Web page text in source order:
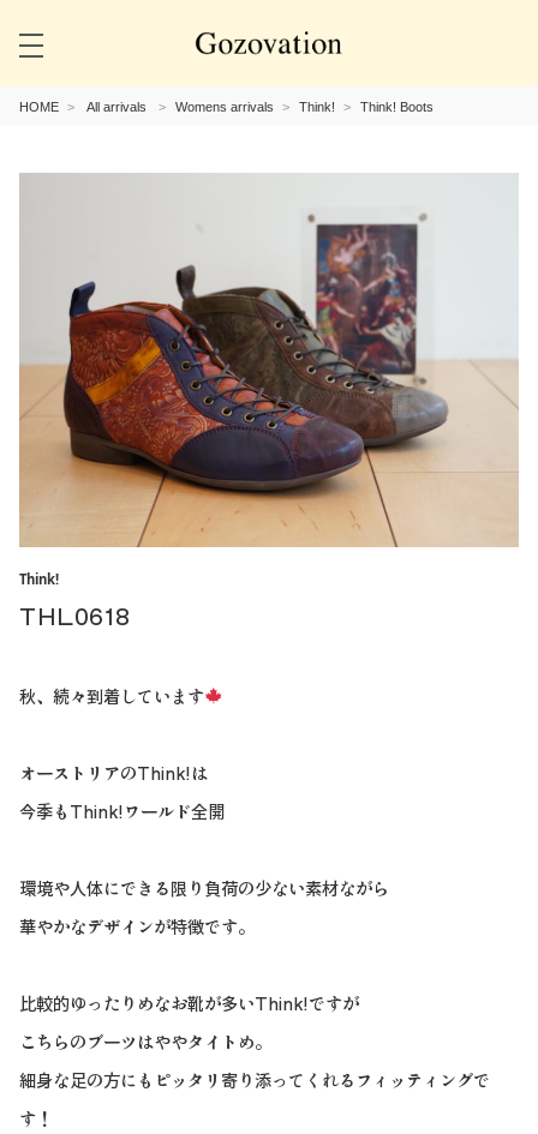
HOME All arrivals Womens arrivals Think! Think! Boots
Think!
THL0618
秋、続々到着しています
オーストリアのThink!は
今季もThink!ワールド全開
環境や人体にできる限り負荷の少ない素材ながら
華やかなデザインが特徴です。
比較的ゆったりめなお靴が多いThink!ですが
こちらのブーツはややタイトめ。
細身な足の方にもピッタリ寄り添ってくれるフィッティングで
す！